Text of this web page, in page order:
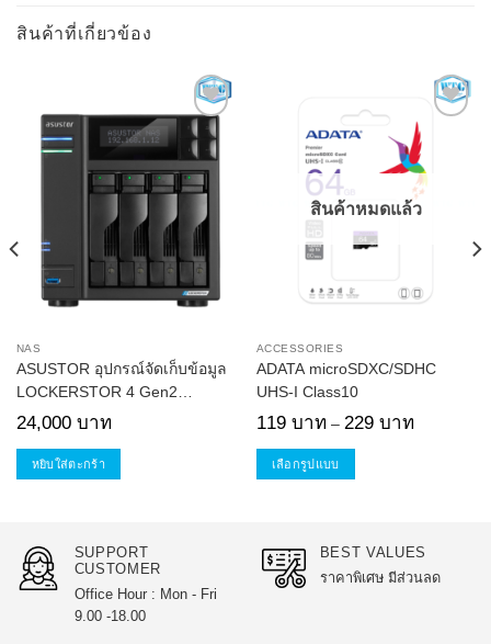
สินค้าที่เกี่ยวข้อง
Add to
Wishlist
NAS
ASUSTOR อุปกรณ์จัดเก็บข้อมูล
LOCKERSTOR 4 Gen2
(AS6704T)
24,000 บาท
หยิบใส่ตะกร้า
Add to
Wishlist
สินค้าหมดแล้ว
ACCESSORIES
ADATA microSDXC/SDHC
UHS-I Class10
119 บาท – 229 บาทPrice
range:
เลือกรูปแบบ
multiple
variants.
าท.
SUPPORT
CUSTOMER
Office Hour : Mon - Fri
9.00 -18.00
BEST VALUES
ราคาพิเศษ มีส่วนลด